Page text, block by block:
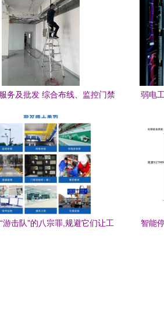
务及批发 综合布线、监控门禁
弱电
游击队”的八宗罪,规避它们让工
智能